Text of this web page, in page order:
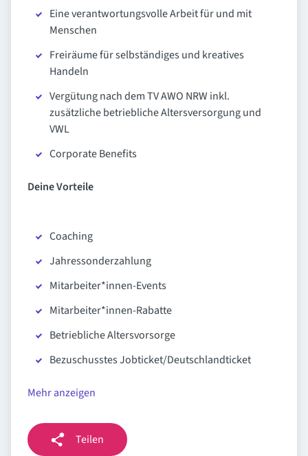
Eine verantwortungsvolle Arbeit für und mit
Menschen
Freiräume für selbständiges und kreatives
Handeln
Vergütung nach dem TV AWO NRW inkl.
zusätzliche betriebliche Altersversorgung und
VWL
Corporate Benefits
Deine Vorteile
Coaching
Jahressonderzahlung
Mitarbeiter*innen-Events
Mitarbeiter*innen-Rabatte
Betriebliche Altersvorsorge
Bezuschusstes Jobticket/Deutschlandticket
Mehr anzeigen
Teilen